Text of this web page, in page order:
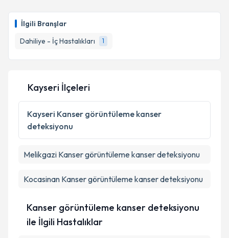
İlgili Branşlar
Dahiliye - İç Hastalıkları
1
için bir takvim hazırlandığında e-posta ile
bilgilendireceğiz.
E-posta Adresiniz
Kişisel verilerimin işlenmesine ilişkin
Metni'ni okudum ve kişisel verilerimin belirtilen
kapsamda işlenmesini kabul ediyorum.
Takvim Talebini Gönder
Kayseri İlçeleri
Kayseri Kanser görüntüleme kanser
deteksiyonu
Melikgazi Kanser görüntüleme kanser deteksiyonu
Kocasinan Kanser görüntüleme kanser deteksiyonu
Kanser görüntüleme kanser deteksiyonu
ile İlgili Hastalıklar